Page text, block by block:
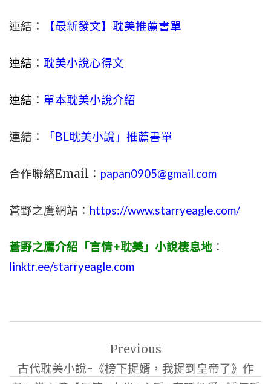
連結： 【最新發文】耽美推薦書單
連結： 耽美小說心得文
連結： 單本耽美小說介紹
連結： 「BL耽美小說」推薦書單
合作聯絡Email： papan0905@gmail.com
蒼野之鷹網站： https://www.starryeagle.com/
蒼野之鷹介紹「言情+耽美」小說棲息地 ：
linktr.ee/starryeagle.com
導
Previous
古代耽美小說-《榜下捉婿，我捉到皇帝了》作